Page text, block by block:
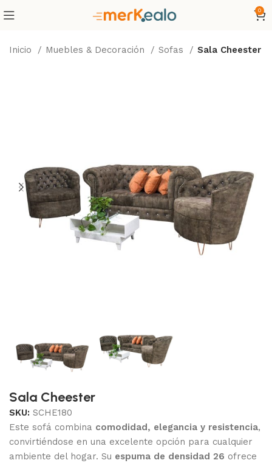
0
Inicio Muebles & Decoración Sofas Sala Cheester
Sala Cheester
SKU:SCHE180
Este sofá combina comodidad, elegancia y resistencia,
convirtiéndose en una excelente opción para cualquier
ambiente del hogar. Su espuma de densidad 26 ofrece